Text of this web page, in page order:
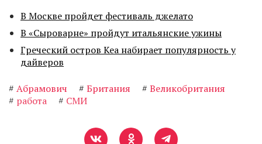
В Москве пройдет фестиваль джелато
В «Сыроварне» пройдут итальянские ужины
Греческий остров Кеа набирает популярность у
дайверов
# Абрамович # Британия # Великобритания
# работа # СМИ